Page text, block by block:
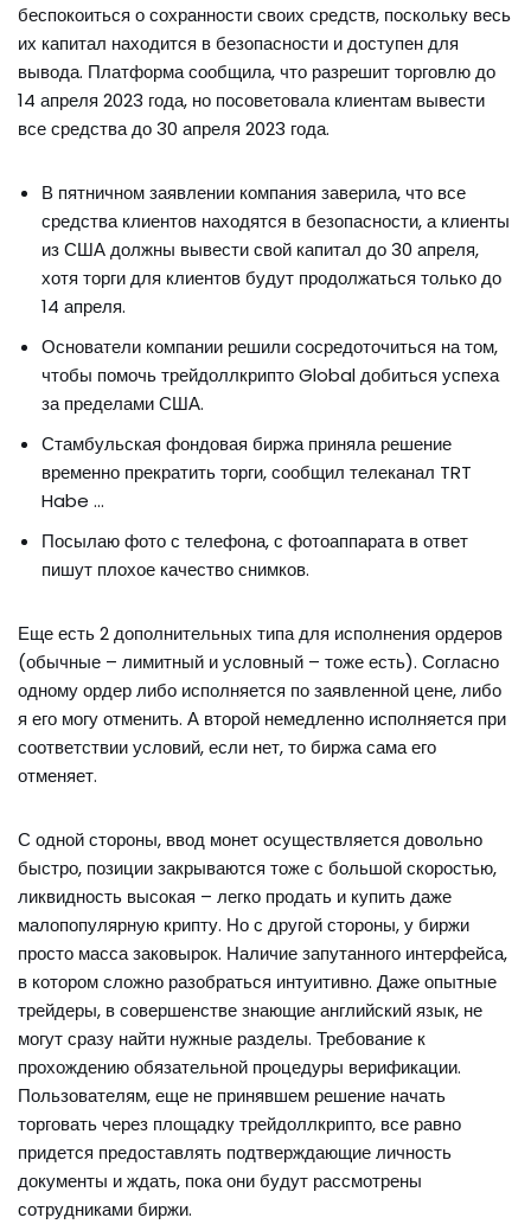
беспокоиться о сохранности своих средств, поскольку весь
их капитал находится в безопасности и доступен для
вывода. Платформа сообщила, что разрешит торговлю до
14 апреля 2023 года, но посоветовала клиентам вывести
все средства до 30 апреля 2023 года.
В пятничном заявлении компания заверила, что все
средства клиентов находятся в безопасности, а клиенты
из США должны вывести свой капитал до 30 апреля,
хотя торги для клиентов будут продолжаться только до
14 апреля.
Основатели компании решили сосредоточиться на том,
чтобы помочь трейдоллкрипто Global добиться успеха
за пределами США.
Стамбульская фондовая биржа приняла решение
временно прекратить торги, сообщил телеканал TRT
Habe …
Посылаю фото с телефона, с фотоаппарата в ответ
пишут плохое качество снимков.
Еще есть 2 дополнительных типа для исполнения ордеров
(обычные – лимитный и условный – тоже есть). Согласно
одному ордер либо исполняется по заявленной цене, либо
я его могу отменить. А второй немедленно исполняется при
соответствии условий, если нет, то биржа сама его
отменяет.
С одной стороны, ввод монет осуществляется довольно
быстро, позиции закрываются тоже с большой скоростью,
ликвидность высокая – легко продать и купить даже
малопопулярную крипту. Но с другой стороны, у биржи
просто масса заковырок. Наличие запутанного интерфейса,
в котором сложно разобраться интуитивно. Даже опытные
трейдеры, в совершенстве знающие английский язык, не
могут сразу найти нужные разделы. Требование к
прохождению обязательной процедуры верификации.
Пользователям, еще не принявшем решение начать
торговать через площадку трейдоллкрипто, все равно
придется предоставлять подтверждающие личность
документы и ждать, пока они будут рассмотрены
сотрудниками биржи.